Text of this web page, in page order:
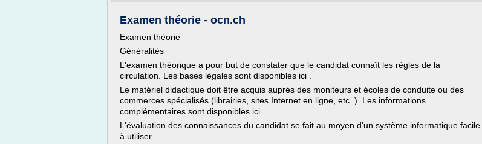
Examen théorie - ocn.ch
Examen théorie
Généralités
L'examen théorique a pour but de constater que le candidat connaît les règles de la
circulation. Les bases légales sont disponibles ici .
Le matériel didactique doit être acquis auprès des moniteurs et écoles de conduite ou des
commerces spécialisés (librairies, sites Internet en ligne, etc..). Les informations
complémentaires sont disponibles ici .
L'évaluation des connaissances du candidat se fait au moyen d'un système informatique facile
à utiliser.